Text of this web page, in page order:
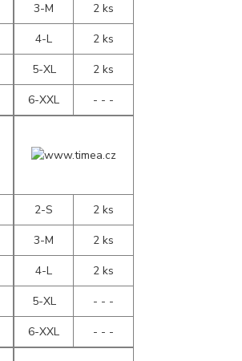
3-M
2 ks
4-L
2 ks
5-XL
2 ks
6-XXL
- - -
2-S
2 ks
3-M
2 ks
4-L
2 ks
5-XL
- - -
6-XXL
- - -